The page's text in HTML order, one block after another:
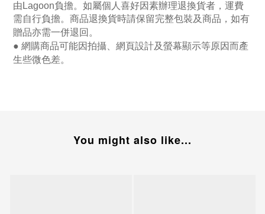
由Lagoon負擔。如屬個人喜好因素辦理退換貨者，運費
需自行負擔。商品退換貨時請保留完整包裝及商品，如有
贈品亦需一併退回。
● 網購商品可能因拍攝、網頁設計及螢幕顯示等原因而產
生些微色差。
You might also like...